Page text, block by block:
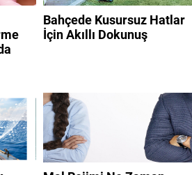
Bahçede Kusursuz Hatlar
İçin Akıllı Dokunuş